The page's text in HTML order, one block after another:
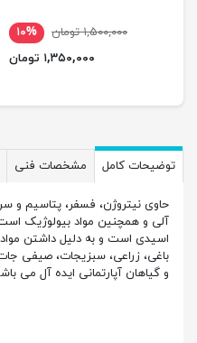
۱,۵۰۰,۰۰۰ تومان
۱۰%
۱,۳۵۰,۰۰۰ تومان
توضیحات کامل مشخصات فنی
حاوی نیتروژن، فسفر، پتاسیم و
اسیدی است و به دلیل داشتن
باغی، زراعی، سبزیجات، صیفی
و گیاهان آپارتمانی ایده آل می